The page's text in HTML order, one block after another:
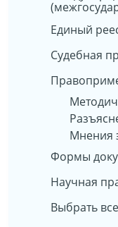
Единый
Судебная
Мнения
Формы
Научная
Выбрать все